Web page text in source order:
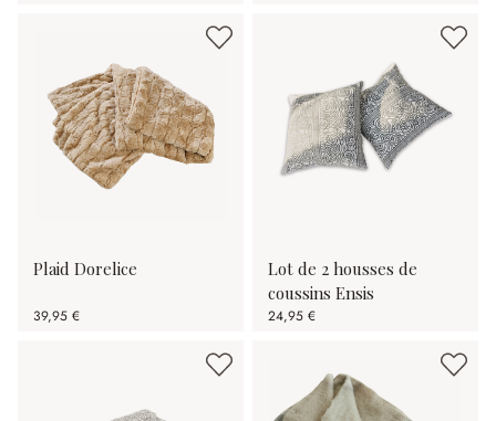
Plaid Dorelice
39,95 €
Lot de 2 housses de
coussins Ensis
24,95 €